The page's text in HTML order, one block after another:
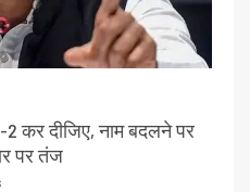
2 कर दीजिए, नाम बदलने पर
पर तंज